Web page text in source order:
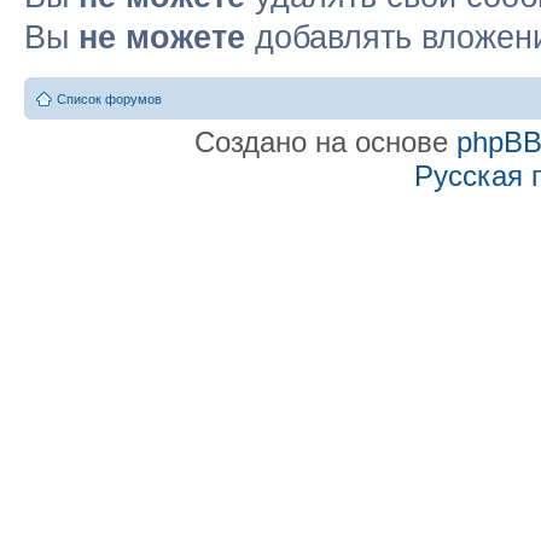
Вы не можете добавлять
Список форумов
Создано на основе phpBB
Русская